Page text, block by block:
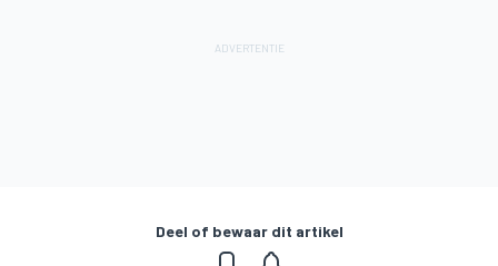
Deel of bewaar dit artikel